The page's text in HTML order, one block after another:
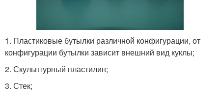
1. Пластиковые бутылки различной конфигурации, от
конфигурации бутылки зависит внешний вид куклы;
2. Скульптурный пластилин;
3. Стек;